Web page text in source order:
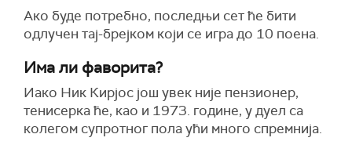
Ако буде потребно, последњи сет ће бити
одлучен тај-брејком који се игра до 10 поена.
Има ли фаворита?
Иако Ник Кирјос још увек није пензионер,
тенисерка ће, као и 1973. године, у дуел са
колегом супротног пола ући много спремнија.